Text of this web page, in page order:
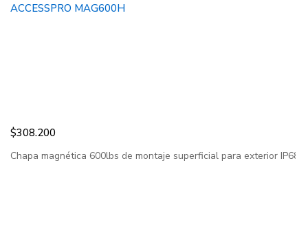
ACCESSPRO MAG600H
$308.200
Chapa magnética 600lbs de montaje superficial para exterior IP68...